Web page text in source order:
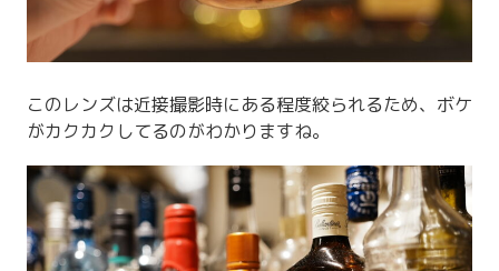
このレンズは近接撮影時にある程度絞られるため、ボケ
がカクカクしてるのがわかりますね。